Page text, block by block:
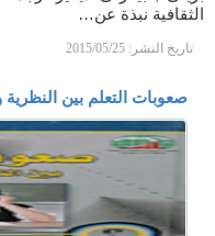
الثقافية نبذة عن…
تاريخ النشر: 2015/05/25
صعوبات التعلم بين النظرية